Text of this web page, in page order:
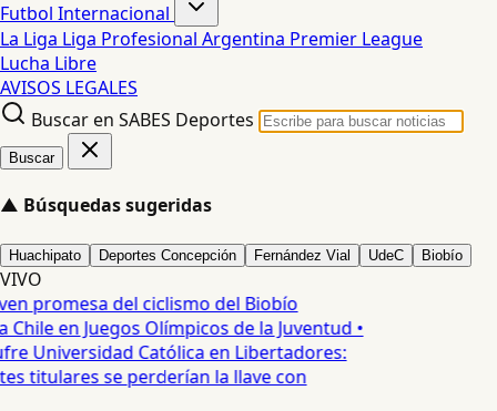
Futbol Internacional
La Liga Liga Profesional Argentina Premier League
Lucha Libre
AVISOS LEGALES
Buscar en SABES Deportes
Buscar
▲ Búsquedas sugeridas
Huachipato Deportes Concepción Fernández Vial UdeC Biobío
VIVO
promesa del ciclismo del Biobío
en Juegos Olímpicos de la Juventud •
Universidad Católica en Libertadores:
titulares se perderían la llave con